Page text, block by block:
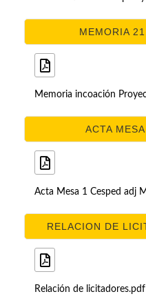
MEMORIA
Memoria incoación
ACTA
Acta Mesa 1 Cesped adj
RELACION DE
Relación de licitadores.pdf